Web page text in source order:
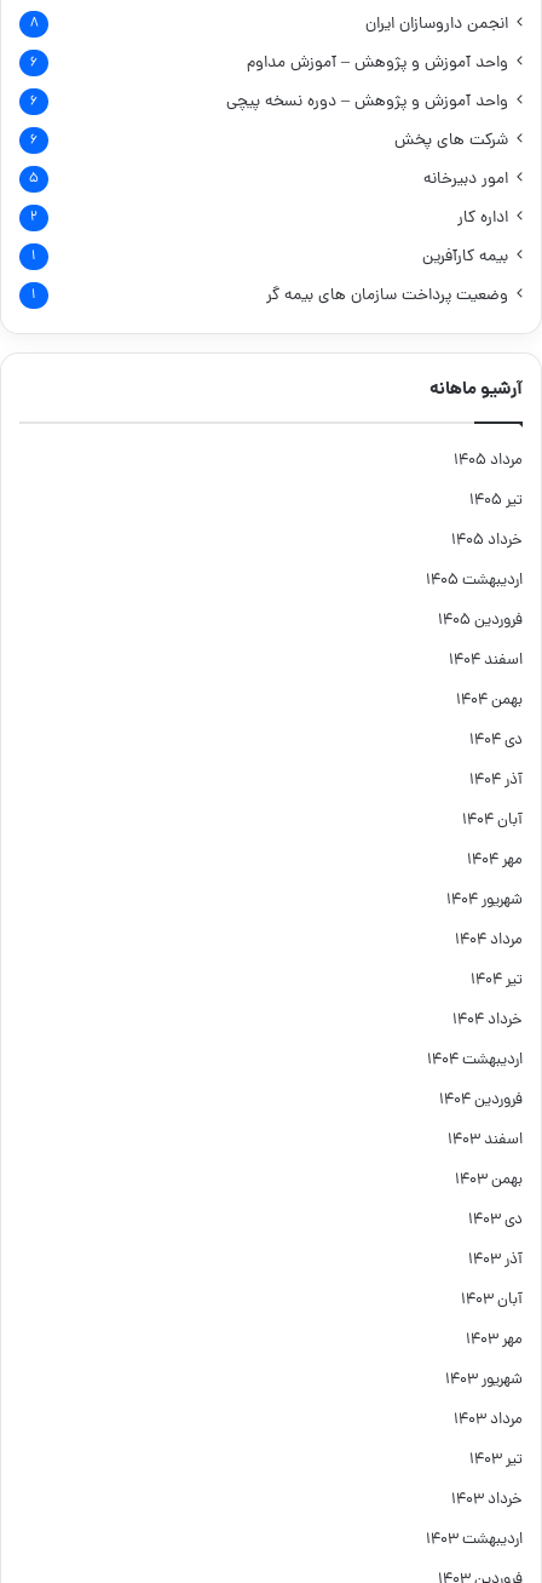
انجمن داروسازان ایران ۸
واحد آموزش و پژوهش – آموزش مداوم ۶
واحد آموزش و پژوهش – دوره نسخه پیچی ۶
شرکت های پخش ۶
امور دبیرخانه ۵
اداره کار ۲
بیمه کارآفرین ۱
وضعیت پرداخت سازمان های بیمه گر ۱
آرشیو ماهانه
مرداد ۱۴۰۵
تیر ۱۴۰۵
خرداد ۱۴۰۵
اردیبهشت ۱۴۰۵
فروردین ۱۴۰۵
اسفند ۱۴۰۴
بهمن ۱۴۰۴
دی ۱۴۰۴
آذر ۱۴۰۴
آبان ۱۴۰۴
مهر ۱۴۰۴
شهریور ۱۴۰۴
مرداد ۱۴۰۴
تیر ۱۴۰۴
خرداد ۱۴۰۴
اردیبهشت ۱۴۰۴
فروردین ۱۴۰۴
اسفند ۱۴۰۳
بهمن ۱۴۰۳
دی ۱۴۰۳
آذر ۱۴۰۳
آبان ۱۴۰۳
مهر ۱۴۰۳
شهریور ۱۴۰۳
مرداد ۱۴۰۳
تیر ۱۴۰۳
خرداد ۱۴۰۳
اردیبهشت ۱۴۰۳